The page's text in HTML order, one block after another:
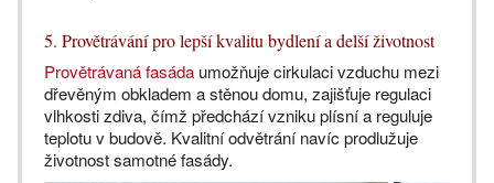
5. Provětrávání pro lepší kvalitu bydlení a delší životnost
Provětrávaná fasáda umožňuje cirkulaci vzduchu mezi
dřevěným obkladem a stěnou domu, zajišťuje regulaci
vlhkosti zdiva, čímž předchází vzniku plísní a reguluje
teplotu v budově. Kvalitní odvětrání navíc prodlužuje
životnost samotné fasády.